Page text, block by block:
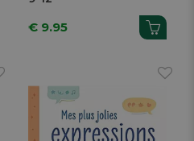
€ 9.95